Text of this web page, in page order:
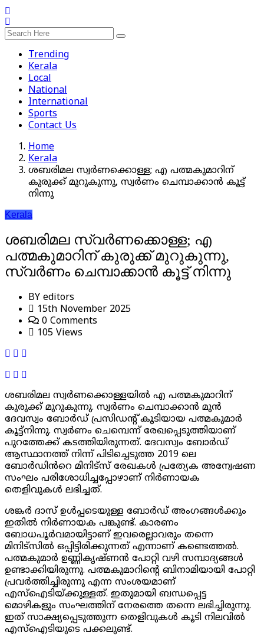
Trending
Kerala
Local
National
International
Sports
Contact Us
Home
Kerala
ശബരിമല സ്വർണക്കൊള്ള; എ പത്മകുമാറിന്
കുരുക്ക് മുറുകുന്നു, സ്വർണം ചെമ്പാക്കാൻ കൂട്ട്
നിന്നു
Kerala
ശബരിമല സ്വർണക്കൊള്ള; എ
പത്മകുമാറിന് കുരുക്ക് മുറുകുന്നു,
സ്വർണം ചെമ്പാക്കാൻ കൂട്ട് നിന്നു
BY editors
15th November 2025
0 Comments
105 Views
ശബരിമല സ്വർണക്കൊള്ളയിൽ എ പത്മകുമാറിന്
കുരുക്ക് മുറുകുന്നു. സ്വർണം ചെമ്പാക്കാൻ മുൻ
ദേവസ്വം ബോർഡ് പ്രസിഡന്റ് കൂടിയായ പത്മകുമാർ
കൂട്ട്നിന്നു. സ്വർണം ചെമ്പെന്ന് രേഖപ്പെടുത്തിയാണ്
പുറത്തേക്ക് കടത്തിയിരുന്നത്. ദേവസ്വം ബോർഡ്
ആസ്ഥാനത്ത് നിന്ന് പിടിച്ചെടുത്ത 2019 ലെ
ബോർഡിൻറെ മിനിട്സ് രേഖകൾ പ്രത്യേക അന്വേഷണ
സംഘം പരിശോധിച്ചപ്പോഴാണ് നിർണായക
തെളിവുകൾ ലഭിച്ചത്.
ശങ്കർ ദാസ് ഉൾപ്പടെയുള്ള ബോർഡ് അംഗങ്ങൾക്കും
ഇതിൽ നിർണായക പങ്കുണ്ട്. കാരണം
ബോധപൂർവമായിട്ടാണ് ഇവരെല്ലാവരും തന്നെ
മിനിട്സിൽ ഒപ്പിട്ടിരിക്കുന്നത് എന്നാണ് കണ്ടെത്തൽ.
പത്മകുമാർ ഉണ്ണികൃഷ്ണൻ പോറ്റി വഴി സമ്പാദ്യങ്ങൾ
ഉണ്ടാക്കിയിരുന്നു. പത്മകുമാറിന്റെ ബിനാമിയായി പോറ്റി
പ്രവർത്തിച്ചിരുന്നു എന്ന സംശയമാണ്
എസ്ഐടിയ്ക്കുള്ളത്. ഇതുമായി ബന്ധപ്പെട്ട
മൊഴികളും സംഘത്തിന് നേരത്തെ തന്നെ ലഭിച്ചിരുന്നു.
ഇത് സാക്ഷ്യപ്പെടുത്തുന്ന തെളിവുകൾ കൂടി നിലവിൽ
എസ്ഐടിയുടെ പക്കലുണ്ട്.